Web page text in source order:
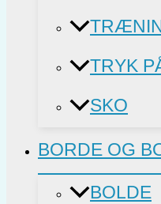
TRYK
SKO
BORDE OG
BOLDE